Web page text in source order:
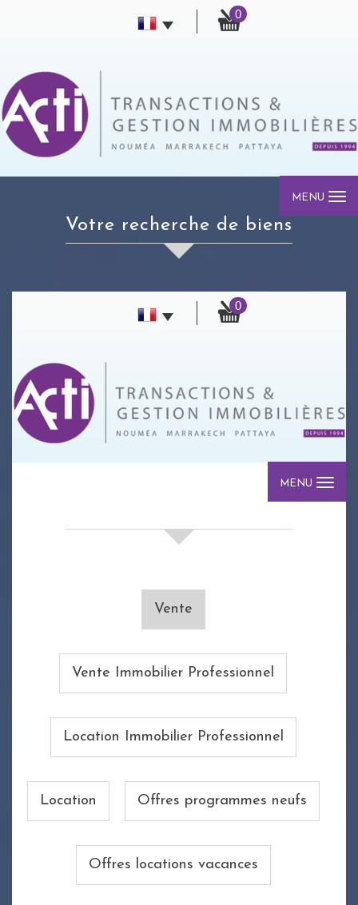
0
MENU
votre recherche de biens
0
MENU
Vente
Vente Immobilier Professionnel
Location Immobilier Professionnel
Location Offres programmes neufs
Offres locations vacances